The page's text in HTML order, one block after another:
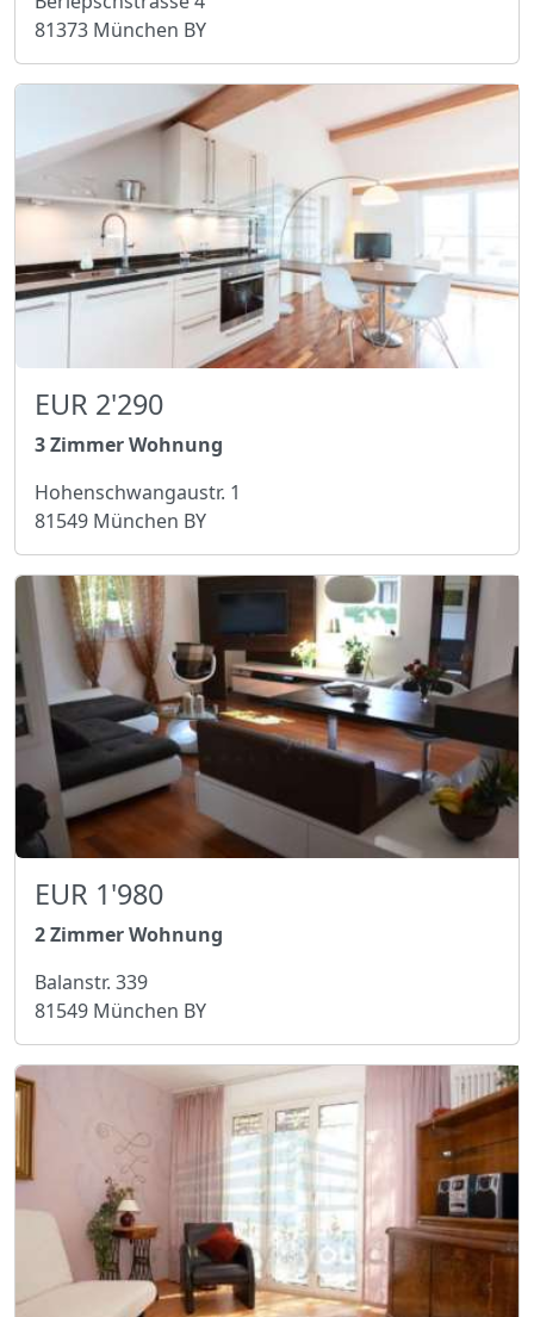
81373 München BY
EUR 2'290
3 Zimmer Wohnung
Hohenschwangaustr. 1
81549 München BY
EUR 1'980
2 Zimmer Wohnung
Balanstr. 339
81549 München BY